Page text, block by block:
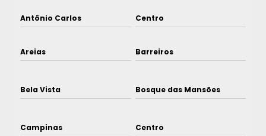
Antônio Carlos Centro
Areias Barreiros
Bela Vista Bosque das Mansões
Campinas Centro